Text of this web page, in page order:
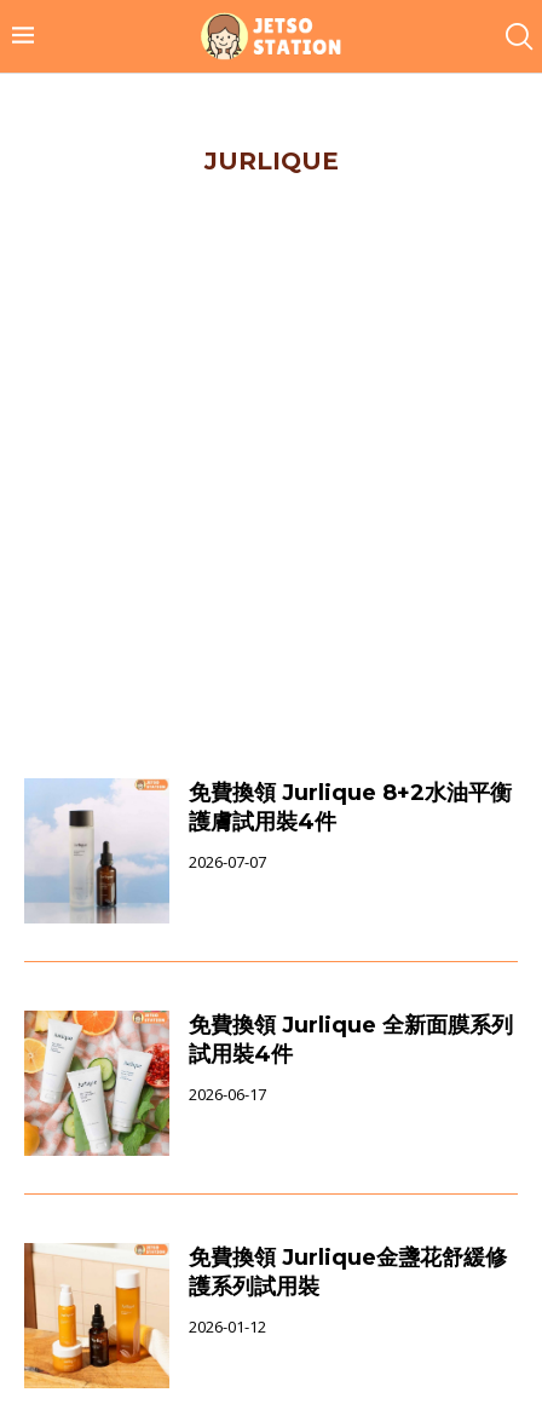
JURLIQUE
免費換領 Jurlique 8+2水油平衡
護膚試用裝4件
2026-07-07
免費換領 Jurlique 全新面膜系列
試用裝4件
2026-06-17
免費換領 Jurlique金盞花舒緩修
護系列試用裝
2026-01-12